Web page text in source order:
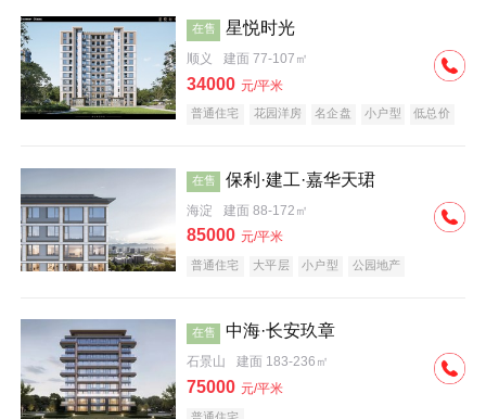
在售 星悦时光
顺义 建面 77-107㎡
34000 元/平米
普通住宅 花园洋房 名企盘 小户型 低总价
在售 保利·建工·嘉华天珺
海淀 建面 88-172㎡
85000 元/平米
普通住宅 大平层 小户型
公园地产
在售 中海·长安玖章
石景山 建面 183-236㎡
75000 元/平米